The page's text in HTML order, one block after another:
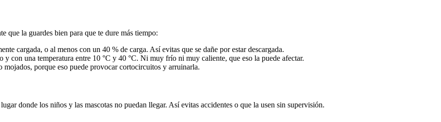
que la guardes bien para que te dure más tiempo:
cargada, o al menos con un 40 % de carga. Así evitas que se dañe por estar descargada.
y con una temperatura entre 10 °C y 40 °C. Ni muy frío ni muy caliente, que eso la puede afectar.
mojados, porque eso puede provocar cortocircuitos y arruinarla.
donde los niños y las mascotas no puedan llegar. Así evitas accidentes o que la usen sin supervisión.